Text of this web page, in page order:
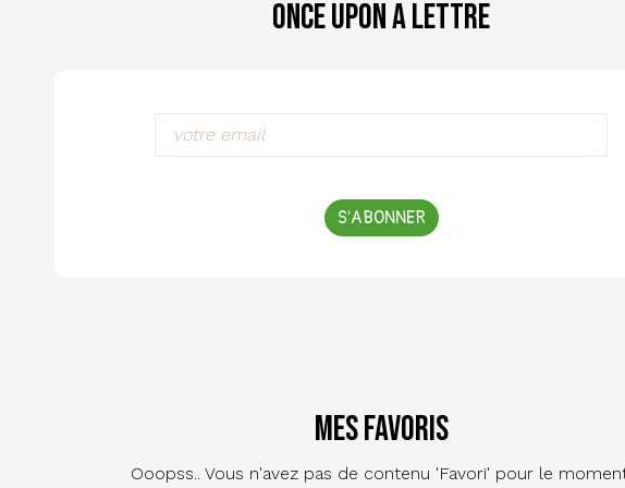
Once Upon a Lettre
S'ABONNER
Mes favoris
Ooopss.. Vous n'avez pas de contenu 'Favori' pour le